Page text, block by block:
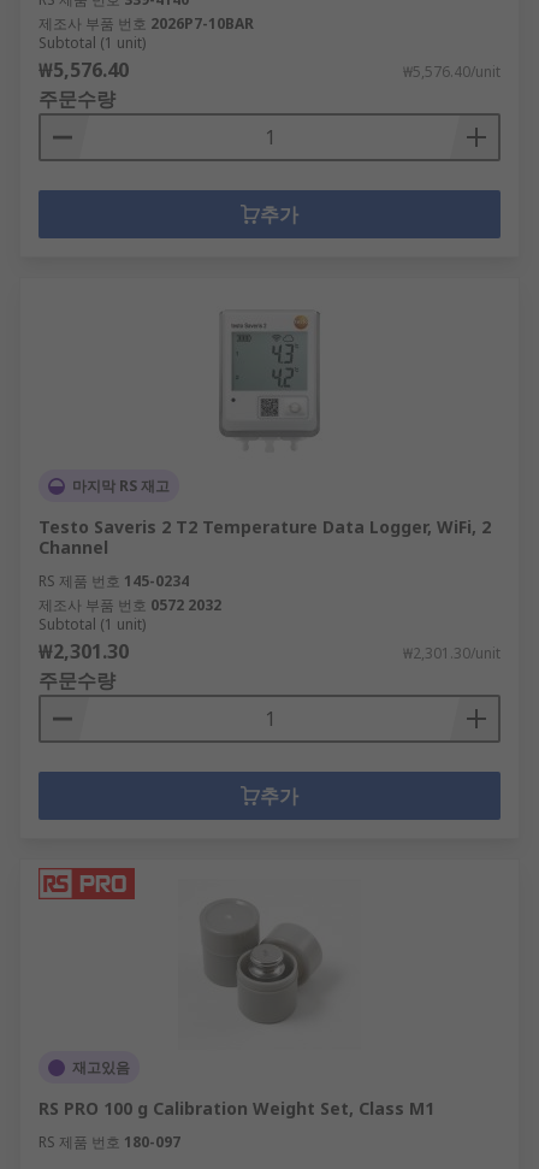
제조사 부품 번호 2026P7-10BAR
Subtotal (1 unit)
₩5,576.40 ₩5,576.40/unit
주문수량
추가
마지막 RS 재고
Testo Saveris 2 T2 Temperature Data Logger, WiFi, 2
Channel
RS 제품 번호 145-0234
제조사 부품 번호 0572 2032
Subtotal (1 unit)
₩2,301.30 ₩2,301.30/unit
주문수량
추가
재고있음
RS PRO 100 g Calibration Weight Set, Class M1
RS 제품 번호 180-097